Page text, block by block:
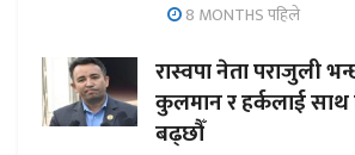
8 MONTHS पहिले
रास्वपा नेता पराजुली
कुलमान र हर्कलाई
बढ्छौँ